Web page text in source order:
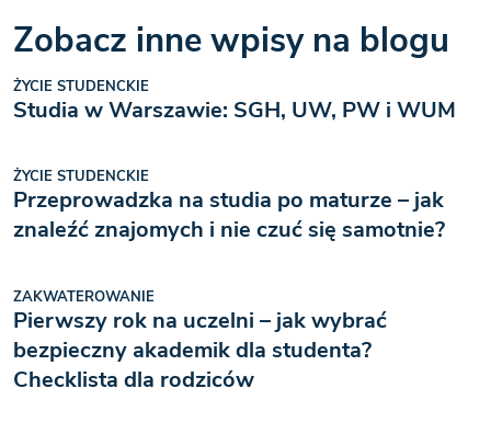
Zobacz inne wpisy na blogu
ŻYCIE STUDENCKIE
Studia w Warszawie: SGH, UW, PW i WUM
ŻYCIE STUDENCKIE
Przeprowadzka na studia po maturze – jak
znaleźć znajomych i nie czuć się samotnie?
ZAKWATEROWANIE
Pierwszy rok na uczelni – jak wybrać
bezpieczny akademik dla studenta?
Checklista dla rodziców